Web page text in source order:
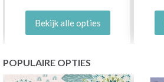
Bekijk alle opties
POPULAIRE OPTIES